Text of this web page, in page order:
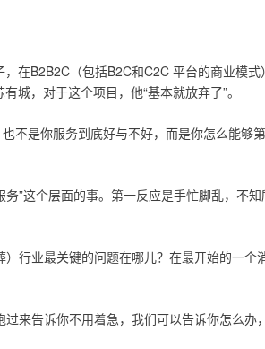
在B2B2C（包括B2C和C2C 平台的商业模
城，对于这个项目，他“基本就放弃了”。
不是你服务到底好与不好，而是你怎么能够
”这个层面的事。第一反应是手忙脚乱，不
行业最关键的问题在哪儿？在最开始的一个
来告诉你不用着急，我们可以告诉你怎么办